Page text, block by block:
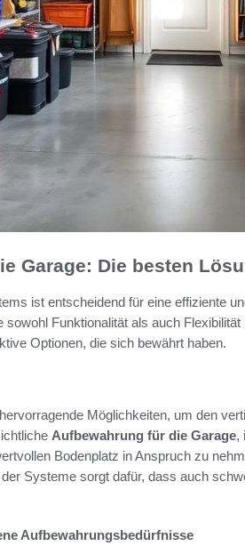
Garage: Die besten
ist entscheidend für eine effiziente
Funktionalität als auch
Optionen, die sich bewährt haben.
Möglichkeiten, um den
Aufbewahrung für die Garage,
Bodenplatz in Anspruch zu
Systeme sorgt dafür, dass auch
Aufbewahrungsbedürfnisse